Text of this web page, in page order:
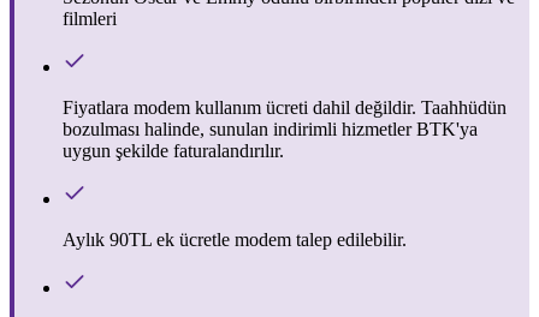
filmleri
Fiyatlara modem kullanım ücreti dahil değildir. Taahhüdün
bozulması halinde, sunulan indirimli hizmetler BTK'ya
uygun şekilde faturalandırılır.
Aylık 90TL ek ücretle modem talep edilebilir.